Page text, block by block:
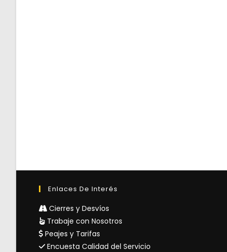
Enlaces De Interés
Cierres y Desvíos
Trabaje con Nosotros
Peajes y Tarifas
Encuesta Calidad del Servicio